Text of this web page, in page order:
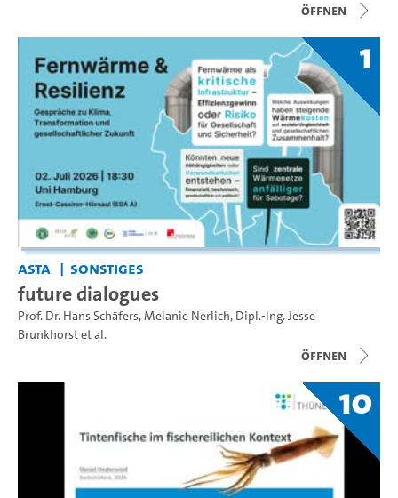
Öffnen
1
AStA Sonstiges
future dialogues
Prof. Dr. Hans Schäfers,Melanie Nerlich, Dipl.-Ing. Jesse
Brunkhorstet al.
Öffnen
10